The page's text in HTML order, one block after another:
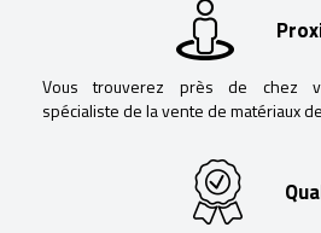
Vous trouverez près de chez
spécialiste de la vente de matériaux